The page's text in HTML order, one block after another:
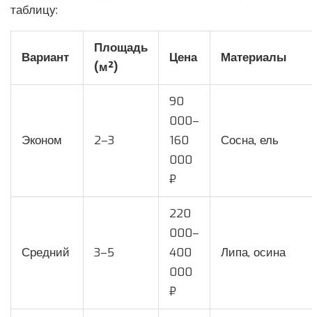
таблицу:
Вариант
Площадь
(м²)
Цена Материалы
Эконом 2–3
90
000–
160
000
₽
Сосна, ель
Средний 3–5
220
000–
400
000
₽
Липа, осина